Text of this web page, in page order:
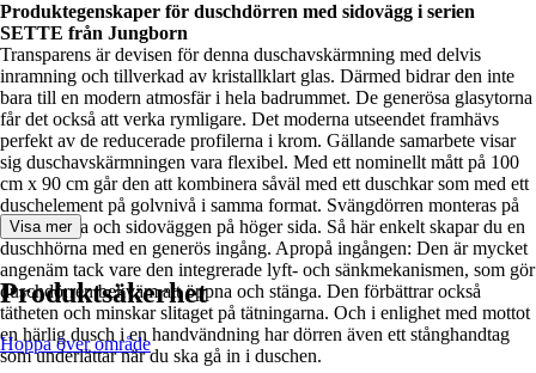
Produktegenskaper för duschdörren med sidovägg i serien
SETTE från Jungborn
Transparens är devisen för denna duschavskärmning med delvis
inramning och tillverkad av kristallklart glas. Därmed bidrar den inte
bara till en modern atmosfär i hela badrummet. De generösa glasytorna
får det också att verka rymligare. Det moderna utseendet framhävs
perfekt av de reducerade profilerna i krom. Gällande samarbete visar
sig duschavskärmningen vara flexibel. Med ett nominellt mått på 100
cm x 90 cm går den att kombinera såväl med ett duschkar som med ett
duschelement på golvnivå i samma format. Svängdörren monteras på
vänster sida och sidoväggen på höger sida. Så här enkelt skapar du en
duschhörna med en generös ingång. Apropå ingången: Den är mycket
angenäm tack vare den integrerade lyft- och sänkmekanismen, som gör
duschdörren bekväm att öppna och stänga. Den förbättrar också
tätheten och minskar slitaget på tätningarna. Och i enlighet med mottot
en härlig dusch i en handvändning har dörren även ett stånghandtag
som underlättar när du ska gå in i duschen.
Visa mer
Produktsäkerhet
Hoppa över område